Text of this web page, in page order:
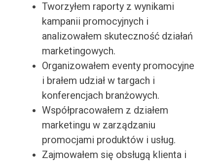
Tworzyłem raporty z wynikami
kampanii promocyjnych i
analizowałem skuteczność działań
marketingowych.
Organizowałem eventy promocyjne
i brałem udział w targach i
konferencjach branżowych.
Współpracowałem z działem
marketingu w zarządzaniu
promocjami produktów i usług.
Zajmowałem się obsługą klienta i